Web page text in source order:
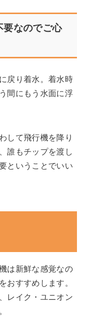
要なのでご心
戻り着水。着水時
間にもう水面に浮
して飛行機を降り
誰もチップを渡し
ということでいい
は新鮮な感覚なの
おすすめします。
レイク・ユニオン